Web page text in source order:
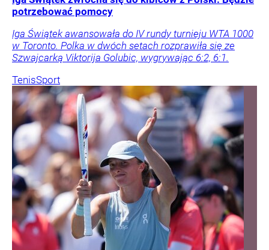
potrzebować pomocy
Iga Świątek awansowała do IV rundy turnieju WTA 1000
w Toronto. Polka w dwóch setach rozprawiła się ze
Szwajcarką Viktorija Golubic, wygrywając 6:2, 6:1.
TenisSport